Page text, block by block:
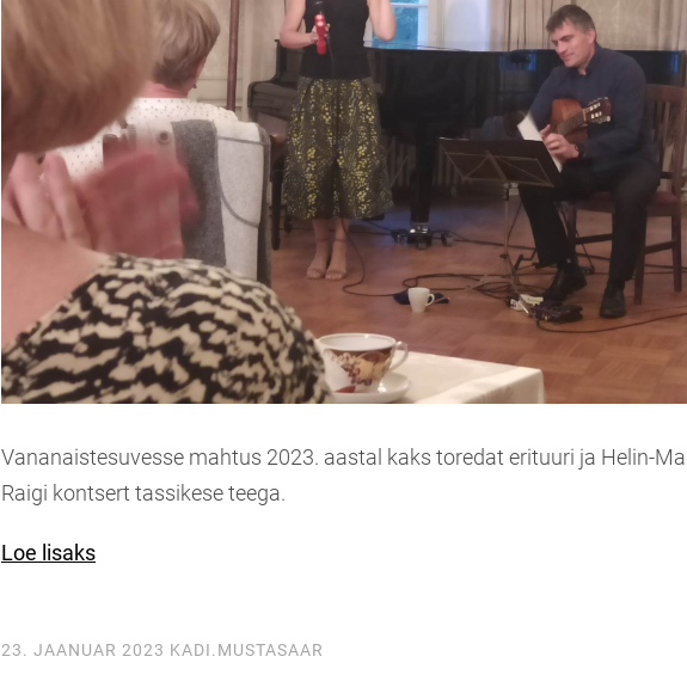
Vananaistesuvesse mahtus 2023. aastal kaks toredat erituuri ja Helin-
Raigi kontsert tassikese teega.
Loe lisaks
23. JAANUAR 2023 KADI.MUSTASAAR